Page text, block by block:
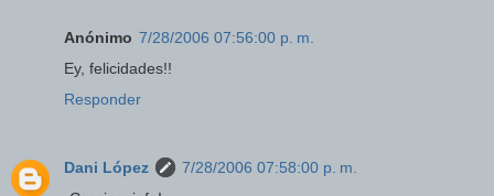
Anónimo 7/28/2006 07:56:00 p. m.
Ey, felicidades!!
Responder
Dani López
7/28/2006 07:58:00 p. m.